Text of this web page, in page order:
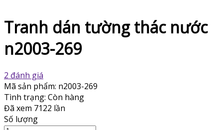
Tranh dán tường thác nước
n2003-269
2 đánh giá
Mã sản phẩm: n2003-269
Tình trạng: Còn hàng
Đã xem 7122 lần
Số lượng